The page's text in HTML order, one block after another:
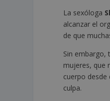
La sexóloga
alcanzar el
de que
Sin embargo,
mujeres, que
cuerpo desde
culpa.